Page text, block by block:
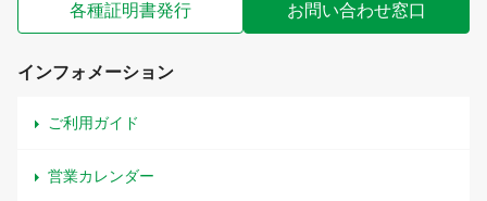
各種証明書発行 お問い合わせ窓口
インフォメーション
ご利用ガイド
営業カレンダー